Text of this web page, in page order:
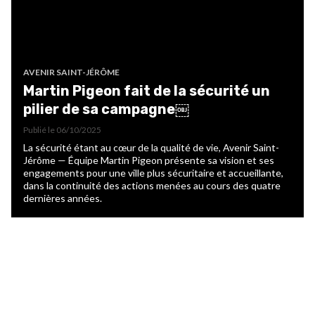
AVENIR SAINT-JÉRÔME
Martin Pigeon fait de la sécurité un
pilier de sa campagne￼
Publié le 06/10/2025
La sécurité étant au cœur de la qualité de vie, Avenir Saint-
Jérôme — Équipe Martin Pigeon présente sa vision et ses
engagements pour une ville plus sécuritaire et accueillante,
dans la continuité des actions menées au cours des quatre
dernières années.